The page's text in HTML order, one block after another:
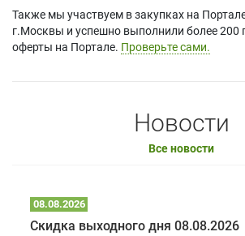
Также мы участвуем в закупках на
г.Москвы и успешно выполнили более 200
оферты на Портале. Проверьте сами.
Новости
Все новости
08.08.2026
Скидка выходного дня 08.08.2026